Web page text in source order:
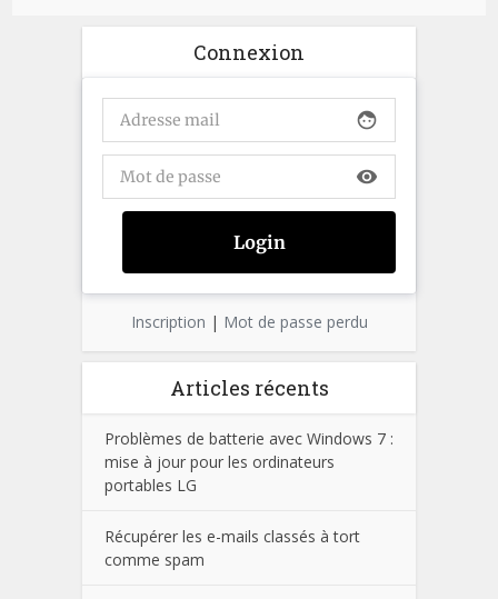
Connexion
face
visibility
Inscription | Mot de passe perdu
Articles récents
Problèmes de batterie avec Windows 7 :
mise à jour pour les ordinateurs
portables LG
Récupérer les e-mails classés à tort
comme spam